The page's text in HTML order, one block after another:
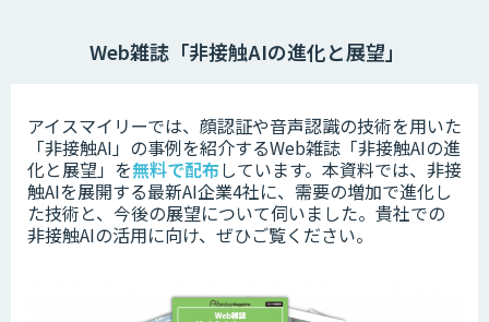
Web雑誌「非接触AIの進化と展望」
アイスマイリーでは、顔認証や音声認識の技術を用いた
「非接触AI」の事例を紹介するWeb雑誌「非接触AIの進
化と展望」を無料で配布しています。本資料では、非接
触AIを展開する最新AI企業4社に、需要の増加で進化し
た技術と、今後の展望について伺いました。 貴社での
非接触AIの活用に向け、ぜひご覧ください。